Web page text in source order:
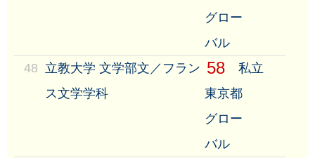
グロー
バル
48 立教大学 文学部文／フラン
ス文学学科
58
私立
東京都
グロー
バル